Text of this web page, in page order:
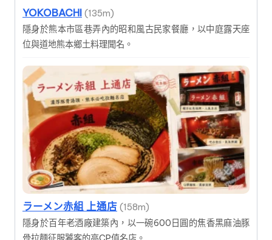
YOKOBACHI (135m)
隱身於熊本市區巷弄內的昭和風古民家餐廳，以中庭露天座
位與道地熊本鄉土料理聞名。
ラーメン赤組 上通店 (158m)
隱身於百年老酒廠建築內，以一碗600日圓的焦香黑麻油豚